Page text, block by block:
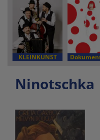
KLEINKUNST
Ninotschka